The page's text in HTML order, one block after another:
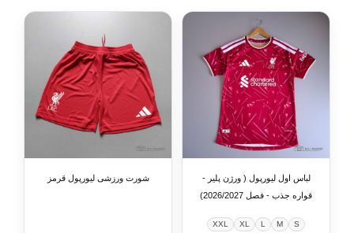
لباس اول لیورپول ( ورژن پلیر -
قواره جذب - فصل 2026/2027)
S
M
L
XL
XXL
شورت ورزشی لیورپول قرمز